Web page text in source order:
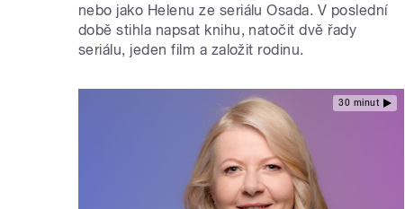
nebo jako Helenu ze seriálu Osada. V poslední
době stihla napsat knihu, natočit dvě řady
seriálu, jeden film a založit rodinu.
30 minut